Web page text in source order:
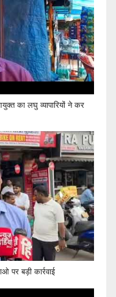
का लघु व्यापारियों ने कर
बड़ी कार्रवाई